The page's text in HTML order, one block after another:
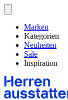
Marken
Kategorien
Neuheiten
Sale
Inspiration